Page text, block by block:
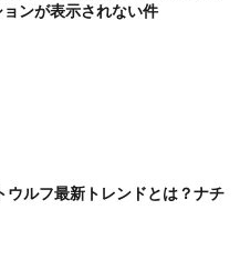
ンが表示されない件
ウルフ最新トレンドとは？ナチ